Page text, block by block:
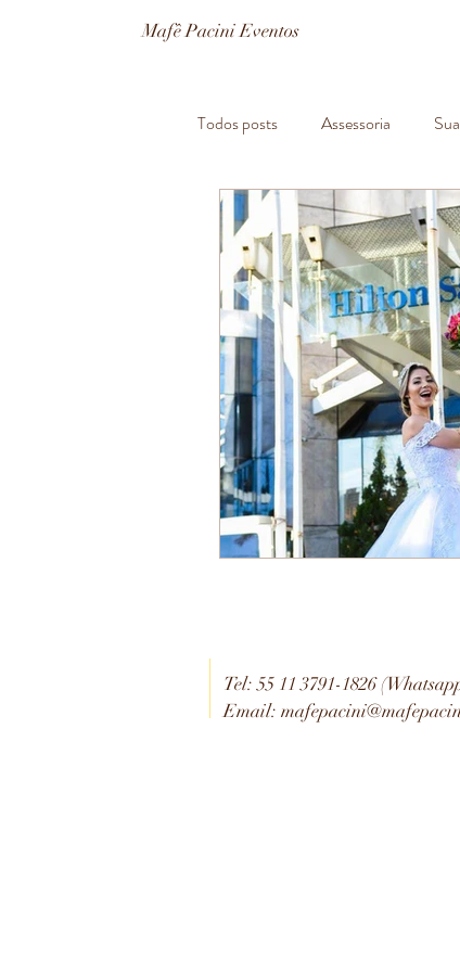
Mafê Pacini Eventos
Todos posts Assessoria
Tel: 55 11 3791-1826
Email: